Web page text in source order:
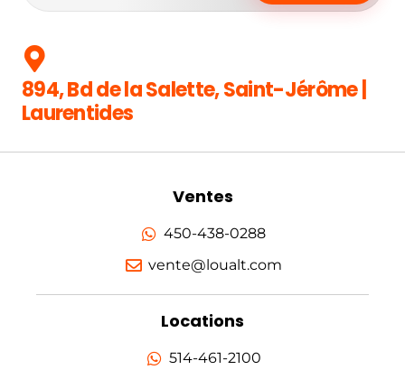
894, Bd de la Salette, Saint-Jérôme |
Laurentides
Ventes
450-438-0288
vente@loualt.com
Locations
514-461-2100